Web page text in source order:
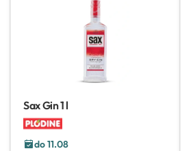
Sax Gin1 l
do 11.08